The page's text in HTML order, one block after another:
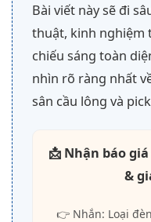
Bài viết này sẽ đi
thuật, kinh nghiệm
chiếu sáng toàn
nhìn rõ ràng nhất
sân cầu lông và
📩 Nhận báo
&
👉 Nhắn: Loại